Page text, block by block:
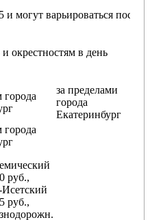
могут варьироваться после
окрестностям в день
города
за пределами
города
Екатеринбург
города
руб.,
руб.,